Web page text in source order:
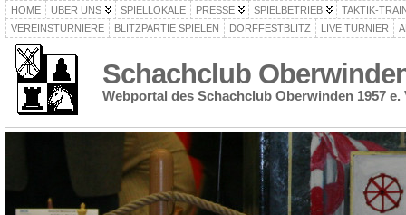
HOME ÜBER UNS SPIELLOKALE PRESSE SPIELBETRIEB
TAKTIK-
VEREINSTURNIERE
BLITZPARTIE SPIELEN DORFFESTBLITZ LIVE TURNIER
Schachclub
Webportal des Schachclub Oberwinden 1957 e.